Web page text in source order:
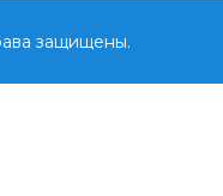
защищены.